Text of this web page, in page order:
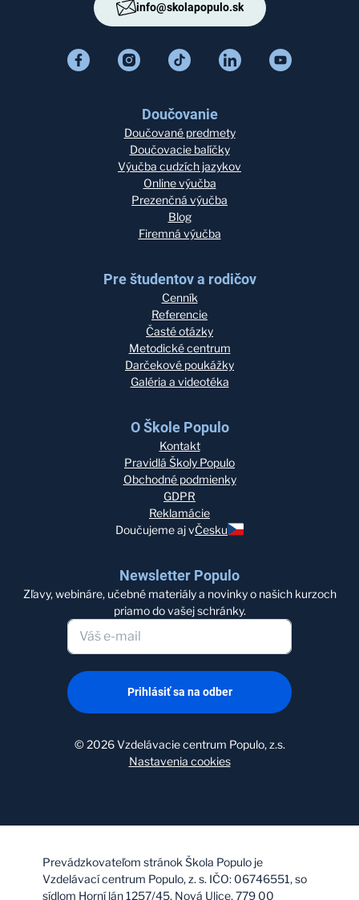
info@skolapopulo.sk
Doučovanie
Doučované predmety
Doučovacie balíčky
Výučba cudzích jazykov
Online výučba
Prezenčná výučba
Blog
Firemná výučba
Pre študentov a rodičov
Cenník
Referencie
Časté otázky
Metodické centrum
Darčekové poukážky
Galéria a videotéka
O Škole Populo
Kontakt
Pravidlá Školy Populo
Obchodné podmienky
GDPR
Reklamácie
Doučujeme aj vČesku
Newsletter Populo
Zľavy, webináre, učebné materiály a novinky o našich kurzoch
priamo do vašej schránky.
Prihlásiť sa na odber
©2026 Vzdelávacie centrum Populo, z.s.
Nastavenia cookies
Prevádzkovateľom stránok Škola Populo je
Vzdelávací centrum Populo, z. s. IČO: 06746551, so
sídlom Horní lán 1257/45, Nová Ulice, 779 00